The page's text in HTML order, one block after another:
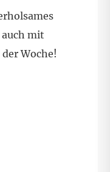
mit
Woche!